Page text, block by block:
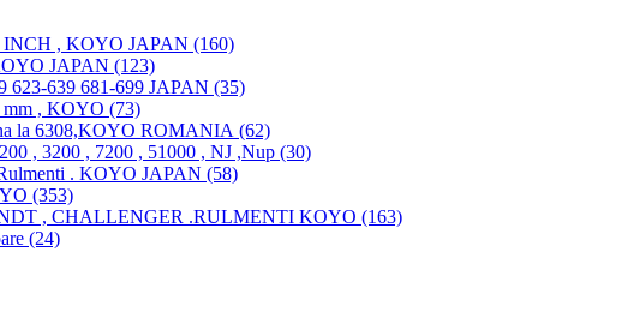
, KOYO JAPAN (160)
JAPAN (123)
639 681-699 JAPAN (35)
mm , KOYO (73)
la 6308,KOYO ROMANIA (62)
, 3200 , 7200 , 51000 , NJ ,Nup (30)
. KOYO JAPAN (58)
(353)
, CHALLENGER .RULMENTI KOYO (163)
(24)